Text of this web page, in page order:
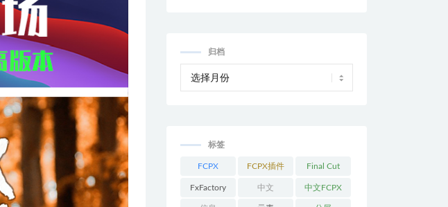
归档
标签
FCPX FCPX插件 Final Cut
Pro
FxFactory 中文 中文FCPX